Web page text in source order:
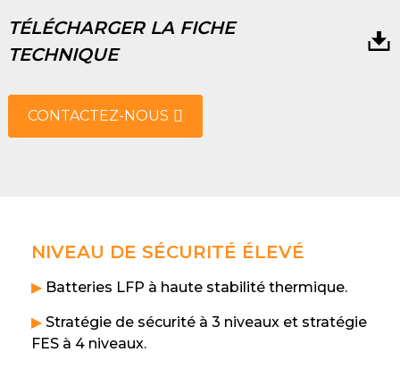
TÉLÉCHARGER LA FICHE
TECHNIQUE
CONTACTEZ-NOUS
NIVEAU DE SÉCURITÉ ÉLEVÉ
▶Batteries LFP à haute stabilité thermique.
▶Stratégie de sécurité à 3 niveaux et stratégie
FES à 4 niveaux.